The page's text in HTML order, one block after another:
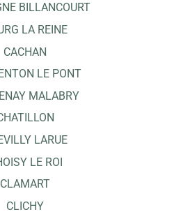
BILLANCOURT
LA REINE
CACHAN
LE PONT
MALABRY
LARUE
LE ROI
CLAMART
CLICHY